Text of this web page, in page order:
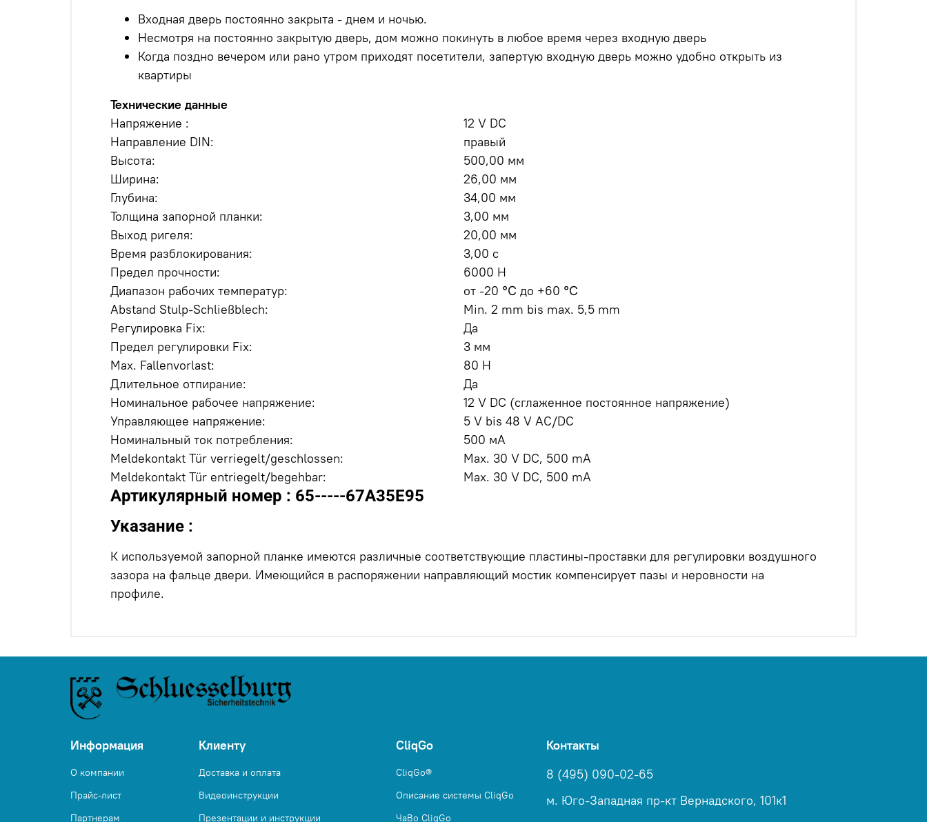
Входная дверь постоянно закрыта - днем и ночью.
Несмотря на постоянно закрытую дверь, дом можно покинуть в любое время через входную дверь
Когда поздно вечером или рано утром приходят посетители, запертую входную дверь можно удобно открыть из
квартиры
Технические данные
Напряжение :
12 V DC
Направление DIN:
правый
Высота:
500,00 мм
Ширина:
26,00 мм
Глубина:
34,00 мм
Толщина запорной планки:
3,00 мм
Выход ригеля:
20,00 мм
Время разблокирования:
3,00 с
Предел прочности:
6000 Н
Диапазон рабочих температур:
от -20 ℃ до +60 ℃
Abstand Stulp-Schließblech:
Min. 2 mm bis max. 5,5 mm
Регулировка Fix:
Да
Предел регулировки Fix:
3 мм
Max. Fallenvorlast:
80 Н
Длительное отпирание:
Да
Номинальное рабочее напряжение:
12 V DC (сглаженное постоянное напряжение)
Управляющее напряжение:
5 V bis 48 V AC/DC
Номинальный ток потребления:
500 мA
Meldekontakt Tür verriegelt/geschlossen:
Max. 30 V DC, 500 mA
Meldekontakt Tür entriegelt/begehbar:
Max. 30 V DC, 500 mA
Артикулярный номер : 65-----67A35E95
Указание :
К используемой запорной планке имеются различные соответствующие пластины-проставки для регулировки воздушного
зазора на фальце двери. Имеющийся в распоряжении направляющий мостик компенсирует пазы и неровности на
профиле.
Информация
О компании
Прайс-лист
Партнерам
Клиенту
Доставка и оплата
Видеоинструкции
Презентации и инструкции
CliqGo
CliqGo®
Описание системы CliqGo
ЧаВо CliqGo
Контакты
8 (495) 090-02-65
м. Юго-Западная пр-кт Вернадского, 101к1